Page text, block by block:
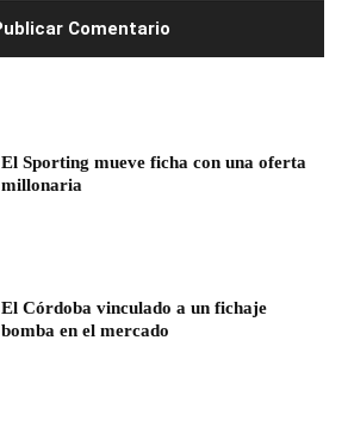
El Sporting mueve ficha con una oferta
millonaria
El Córdoba vinculado a un fichaje
bomba en el mercado